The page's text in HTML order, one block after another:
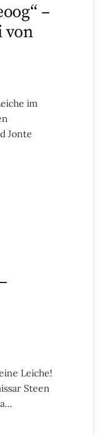
–
von
im
Jonte
Leiche!
Steen